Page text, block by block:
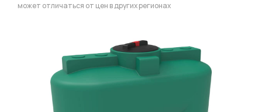
может отличаться от цен в других регионах